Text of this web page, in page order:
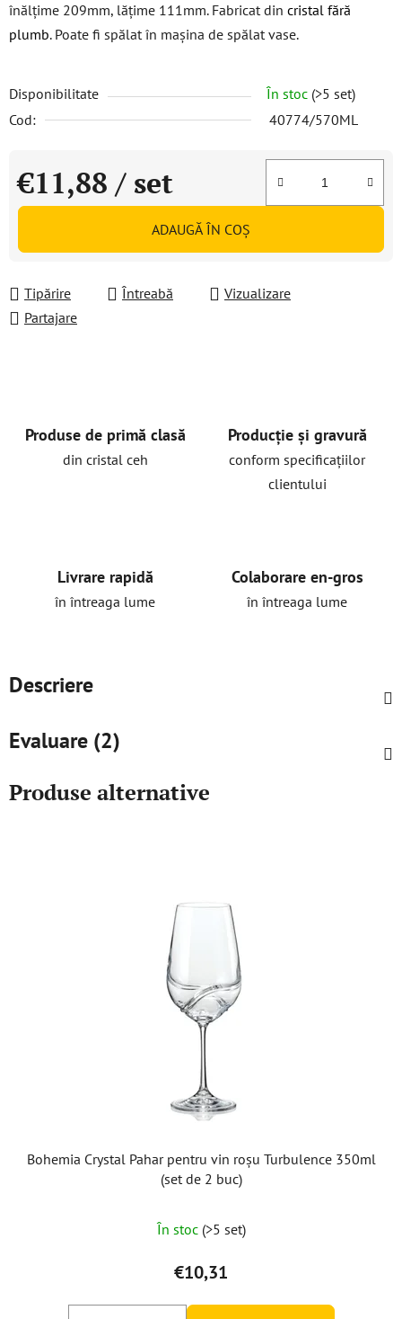
înălțime 209mm, lățime 111mm. Fabricat din cristal fără
plumb. Poate fi spălat în mașina de spălat vase.
Disponibilitate În stoc (>5 set)
Cod:
40774/570ML
€11,88 / set
Evaluare preţ:
ADAUGĂ ÎN COŞ
Tipărire Întreabă
Vizualizare
Partajare
Produse de primă clasă
din cristal ceh
Producție și gravură
conform specificațiilor
clientului
Livrare rapidă
în întreaga lume
Colaborare en-gros
în întreaga lume
Descriere
Evaluare (2)
Produse alternative
Bohemia Crystal Pahar pentru vin roșu Turbulence 350ml
(set de 2 buc)
În stoc (>5 set)
€10,31